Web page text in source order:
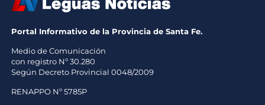
Portal Informativo de la Provincia de Santa Fe.
Medio de Comunicación
con registro Nº 30.280
Según Decreto Provincial 0048/2009
RENAPPO Nº 5785P